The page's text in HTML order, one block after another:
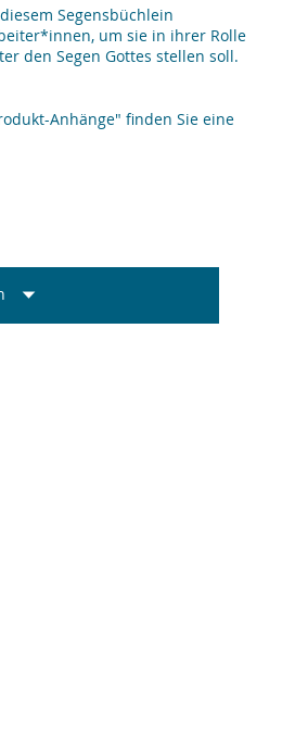
Segensbüchlein
um sie in ihrer Rolle
den Segen Gottes stellen soll.
Anhänge" finden Sie eine